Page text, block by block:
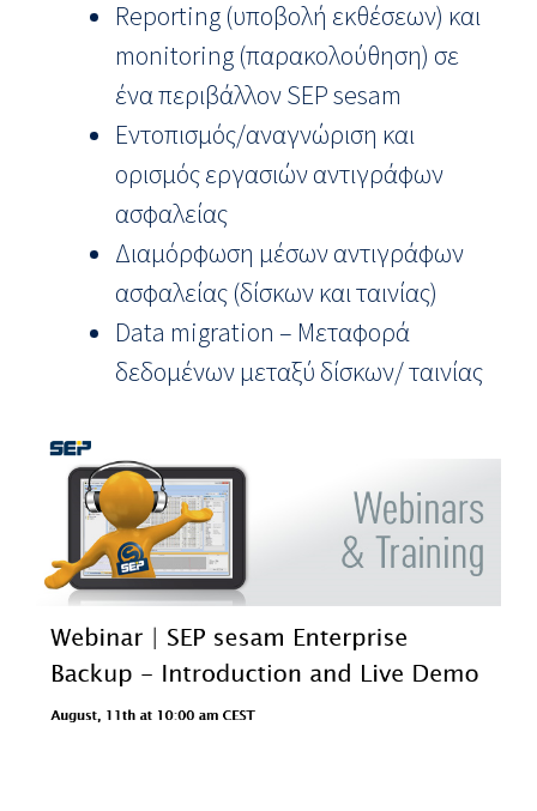
Reporting (υποβολή εκθέσεων) και
monitoring (παρακολούθηση) σε
ένα περιβάλλον SEP sesam
Εντοπισμός/αναγνώριση και
ορισμός εργασιών αντιγράφων
ασφαλείας
Διαμόρφωση μέσων αντιγράφων
ασφαλείας (δίσκων και ταινίας)
Data migration – Μεταφορά
δεδομένων μεταξύ δίσκων/ ταινίας